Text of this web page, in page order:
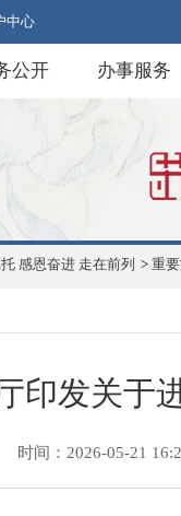
中心
公开 办事服务
感恩奋进 走在前列 > 重
印发关于
时间：2026-05-21